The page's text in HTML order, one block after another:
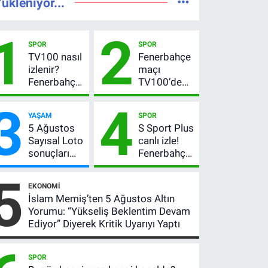
SPOR
TV100 nasıl
izlenir?
Fenerbahçe-
Sturm Graz
şifresiz
canlı yayın
bilgileri
2 SPOR
Fenerbahçe
maçı
TV100’de
mi? Sturm
hangi
kanalda,
saat kaçta?
YAŞAM
5 Ağustos
Sayısal Loto
sonuçları
açıklandı!
TL devretti
4 SPOR
S Sport Plus
canlı izle!
Fenerbahçe-
Sturm Graz
EKONOMI
İslam Memiş’ten 5 Ağustos Altın
Yorumu: “Yükseliş Beklentim Devam
Ediyor” Diyerek Kritik Uyarıyı Yaptı
SPOR